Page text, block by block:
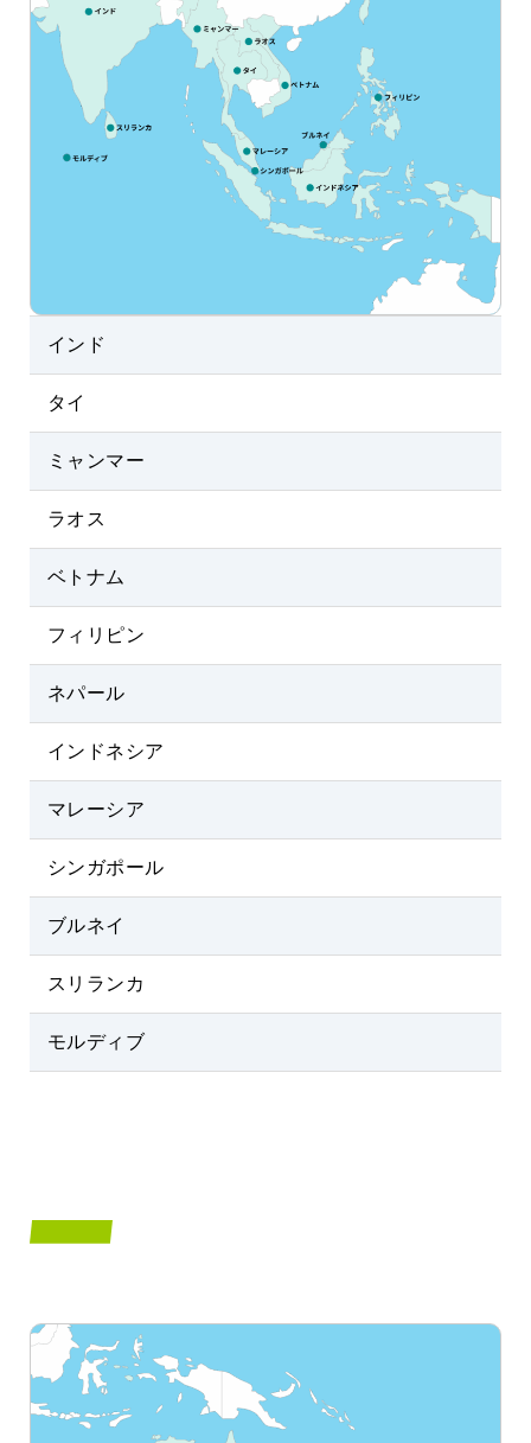
インド
タイ
ミャンマー
ラオス
ベトナム
フィリピン
ネパール
インドネシア
マレーシア
シンガポール
ブルネイ
スリランカ
モルディブ